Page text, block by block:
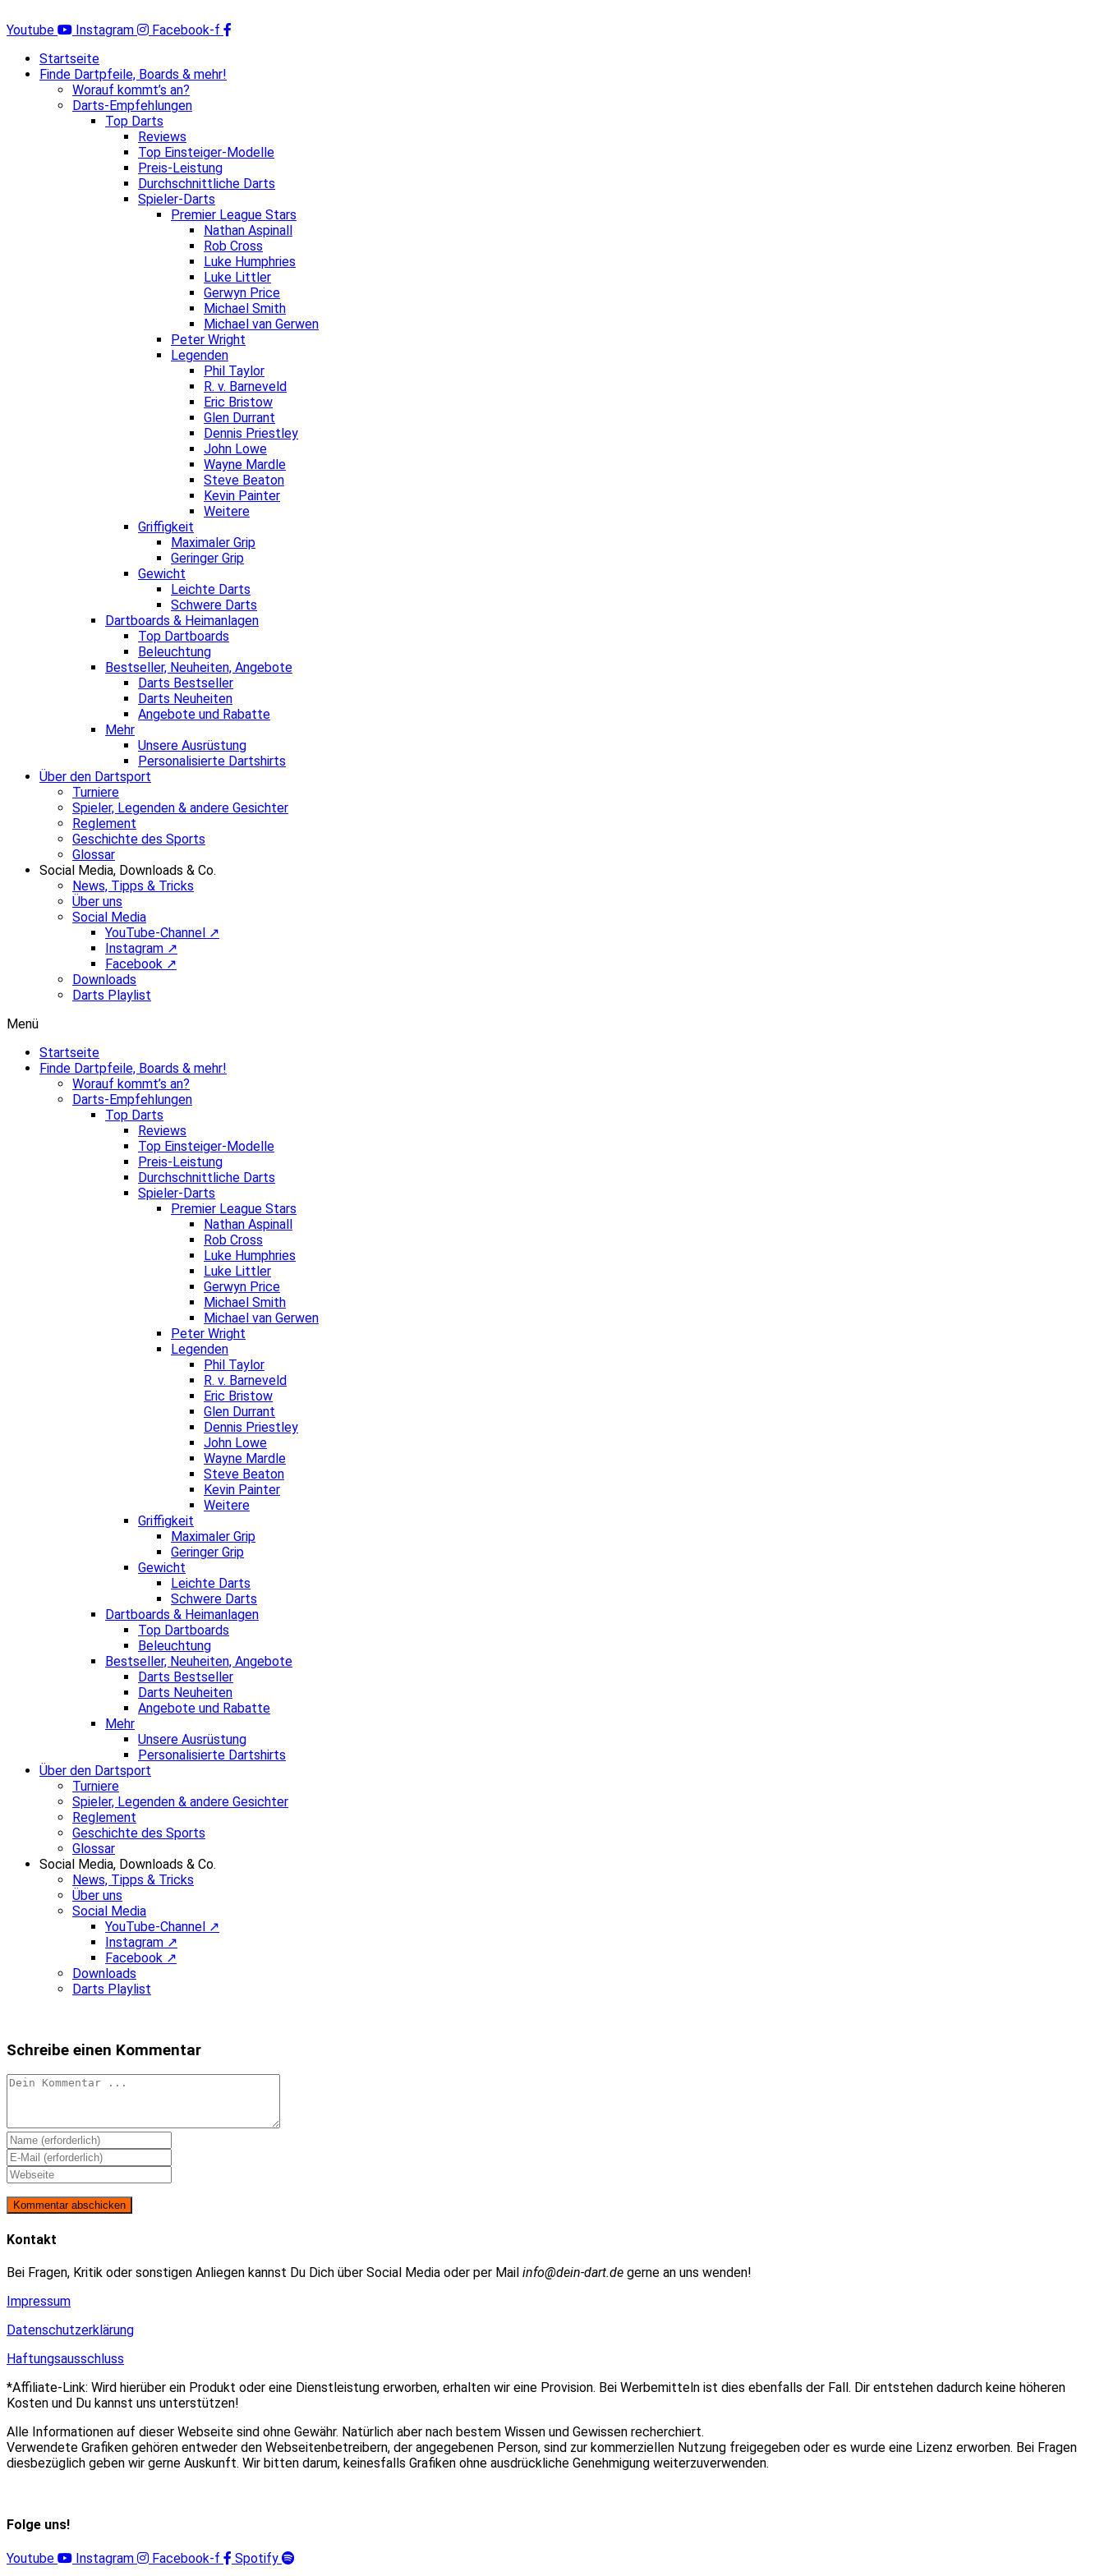
Inhalt
Youtube Instagram
Facebook-f
Startseite
Finde Dartpfeile, Boards & mehr!
Worauf kommt’s an?
Darts-Empfehlungen
Top Darts
Reviews
Top Einsteiger-Modelle
Preis-Leistung
Durchschnittliche Darts
Spieler-Darts
Premier League Stars
Nathan Aspinall
Rob Cross
Luke Humphries
Luke Littler
Gerwyn Price
Michael Smith
Michael van Gerwen
Peter Wright
Legenden
Phil Taylor
R. v. Barneveld
Eric Bristow
Glen Durrant
Dennis Priestley
John Lowe
Wayne Mardle
Steve Beaton
Kevin Painter
Weitere
Griffigkeit
Maximaler Grip
Geringer Grip
Gewicht
Leichte Darts
Schwere Darts
Dartboards & Heimanlagen
Top Dartboards
Beleuchtung
Bestseller, Neuheiten, Angebote
Darts Bestseller
Darts Neuheiten
Angebote und Rabatte
Mehr
Unsere Ausrüstung
Personalisierte Dartshirts
Über den Dartsport
Turniere
Spieler, Legenden & andere Gesichter
Reglement
Geschichte des Sports
Glossar
Social Media, Downloads & Co.
News, Tipps & Tricks
Über uns
Social Media
YouTube-Channel ↗
Instagram ↗
Facebook ↗
Downloads
Darts Playlist
Menü
Startseite
Finde Dartpfeile, Boards & mehr!
Worauf kommt’s an?
Darts-Empfehlungen
Top Darts
Reviews
Top Einsteiger-Modelle
Preis-Leistung
Durchschnittliche Darts
Spieler-Darts
Premier League Stars
Nathan Aspinall
Rob Cross
Luke Humphries
Luke Littler
Gerwyn Price
Michael Smith
Michael van Gerwen
Peter Wright
Legenden
Phil Taylor
R. v. Barneveld
Eric Bristow
Glen Durrant
Dennis Priestley
John Lowe
Wayne Mardle
Steve Beaton
Kevin Painter
Weitere
Griffigkeit
Maximaler Grip
Geringer Grip
Gewicht
Leichte Darts
Schwere Darts
Dartboards & Heimanlagen
Top Dartboards
Beleuchtung
Bestseller, Neuheiten, Angebote
Darts Bestseller
Darts Neuheiten
Angebote und Rabatte
Mehr
Unsere Ausrüstung
Personalisierte Dartshirts
Über den Dartsport
Turniere
Spieler, Legenden & andere Gesichter
Reglement
Geschichte des Sports
Glossar
Social Media, Downloads & Co.
News, Tipps & Tricks
Über uns
Social Media
YouTube-Channel ↗
Instagram ↗
Facebook ↗
Downloads
Darts Playlist
Schreibe einen Kommentar
Kommentieren
Gib
deinen
Namen
oder
Benutzernamen
zum
Kommentieren
ein
Gib
deine
E-
Mail-
Adresse
zum
ein
Gib
Website-
ein
Kontakt
Bei Fragen, Kritik oder sonstigen Anliegen kannst Du Dich über Social Media oder per Mail info@dein-dart.de gerne an uns wenden!
Impressum
Datenschutzerklärung
Haftungsausschluss
*Affiliate-Link: Wird hierüber ein Produkt oder eine Dienstleistung erworben, erhalten wir eine Provision. Bei Werbemitteln ist dies ebenfalls der Fall. Dir entstehen dadurch keine höheren
Kosten und Du kannst uns unterstützen!
Alle Informationen auf dieser Webseite sind ohne Gewähr. Natürlich aber nach bestem Wissen und Gewissen recherchiert.
Verwendete Grafiken gehören entweder den Webseitenbetreibern, der angegebenen Person, sind zur kommerziellen Nutzung freigegeben oder es wurde eine Lizenz erworben. Bei Fragen
diesbezüglich geben wir gerne Auskunft. Wir bitten darum, keinesfalls Grafiken ohne ausdrückliche Genehmigung weiterzuverwenden.
Folge uns!
Youtube Instagram Facebook-f Spotify